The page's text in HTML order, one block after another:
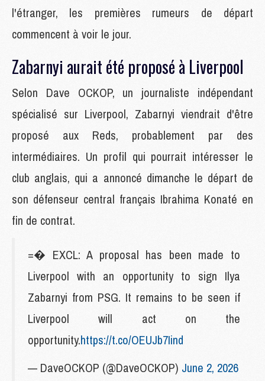
l'étranger, les premières rumeurs de départ
commencent à voir le jour.
Zabarnyi aurait été proposé à Liverpool
Selon Dave OCKOP, un journaliste indépendant
spécialisé sur Liverpool, Zabarnyi viendrait d'être
proposé aux Reds, probablement par des
intermédiaires. Un profil qui pourrait intéresser le
club anglais, qui a annoncé dimanche le départ de
son défenseur central français Ibrahima Konaté en
fin de contrat.
=� EXCL: A proposal has been made to
Liverpool with an opportunity to sign Ilya
Zabarnyi from PSG. It remains to be seen if
Liverpool will act on the
opportunity.https://t.co/OEUJb7Iind
— DaveOCKOP (@DaveOCKOP) June 2, 2026